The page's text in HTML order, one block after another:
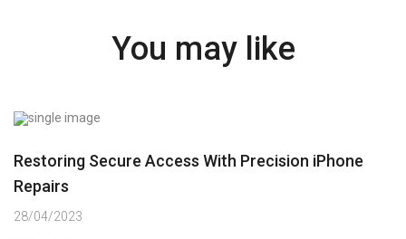
You may like
Restoring Secure Access With Precision iPhone
Repairs
28/04/2023